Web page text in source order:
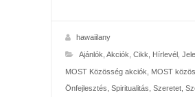
hawaiilany
Ajánlók Akciók Cikk Hírlevél,
MOST Közösség akciók MOST
Önfejlesztés Spiritualitás Szeretet,